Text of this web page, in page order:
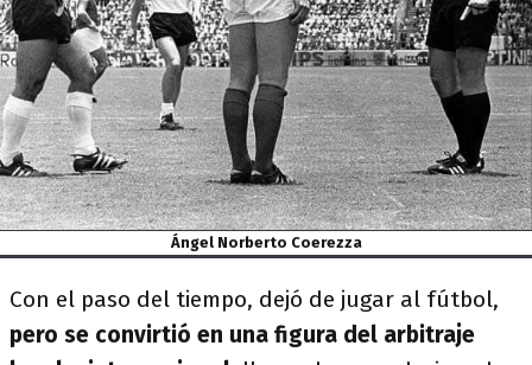
Ángel Norberto Coerezza
Con el paso del tiempo, dejó de jugar al fútbol,
pero se convirtió en una figura del arbitraje